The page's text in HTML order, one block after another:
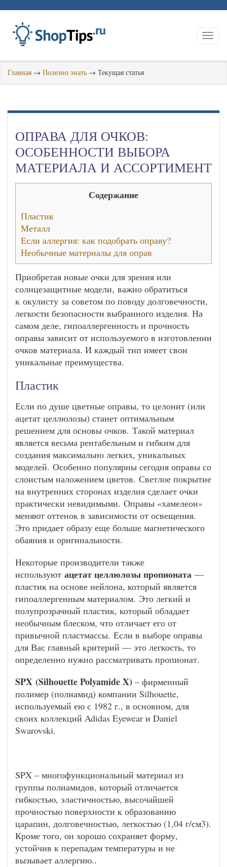
Главная → Полезно знать → Текущая статья
ОПРАВА ДЛЯ ОЧКОВ:
ОСОБЕННОСТИ ВЫБОРА
МАТЕРИАЛА И АССОРТИМЕНТ
Содержание
Пластик
Металл
Если аллергия: как подобрать оправу?
Необычные материалы для оправ
Приобретая новые очки для зрения или
солнцезащитные модели, важно обратиться
к окулисту за советом по поводу долговечности,
легкости безопасности выбранного изделия. На
самом деле, гипоаллергенность и прочность
оправы зависит от используемого в изготовлении
очков материала. И каждый тип имеет свои
уникальные преимущества.
Пластик
Если по душе цветные оправы, то целонит (или
ацетат целлюлозы) станет оптимальным
решением для основы очков. Такой материал
является весьма рентабельным и гибким для
создания максимально легких, уникальных
моделей. Особенно популярны сегодня оправы со
слоистым наложением цветов. Светлое покрытие
на внутренних сторонах изделия сделает очки
практически невидимыми. Оправы «хамелеон»
меняют оттенок в зависимости от освещения.
Это придает образу еще больше магнетического
обаяния и оригинальности.
Некоторые производители также
используют ацетат целлюлозы пропионата —
пластик на основе нейлона, который является
гипоаллергенным материалом. Это легкий и
полупрозрачный пластик, который обладает
необычным блеском, что отличает его от
привычной пластмассы. Если в выборе оправы
для Вас главный критерий — это легкость, то
определенно нужно рассматривать пропионат.
SPX (Silhouette Polyamide X) – фирменный
полимер (полиамид) компании Silhouette,
используемый ею с 1982 г., в основном, для
своих коллекций Adidas Eyewear и Daniel
Swarovski.
SPX – многофункциональный материал из
группы полиамидов, который отличается
гибкостью, эластичностью, высочайшей
прочностью поверхности к образованию
царапин, долговечностью, легкостью (1,04 г/см3).
Кроме того, он хорошо сохраняет форму,
устойчив к перепадам температуры и не
вызывает аллергию..